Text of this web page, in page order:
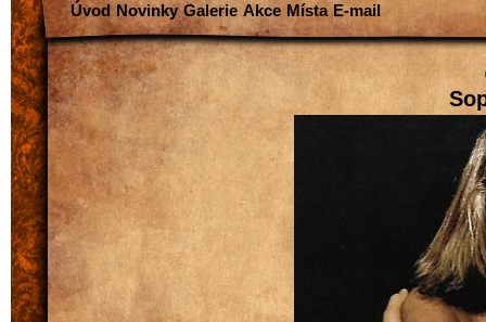
Úvod Novinky Galerie Akce Místa E-mail